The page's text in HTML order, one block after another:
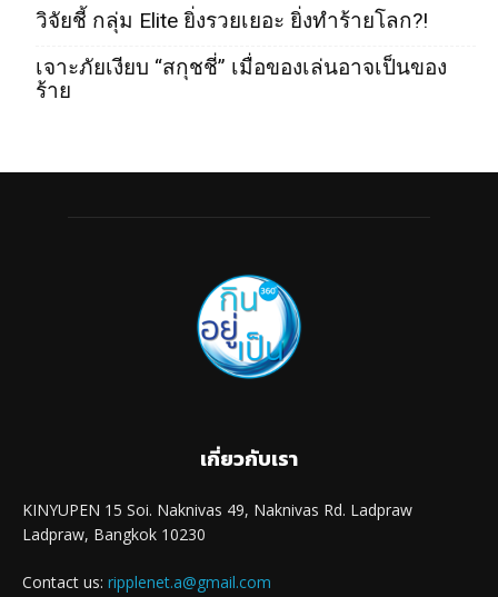
วิจัยชี้ กลุ่ม Elite ยิ่งรวยเยอะ ยิ่งทำร้ายโลก?!
เจาะภัยเงียบ “สกุชชี่” เมื่อของเล่นอาจเป็นของ
ร้าย
เกี่ยวกับเรา
KINYUPEN 15 Soi. Naknivas 49, Naknivas Rd. Ladpraw
Ladpraw, Bangkok 10230
Contact us: ripplenet.a@gmail.com